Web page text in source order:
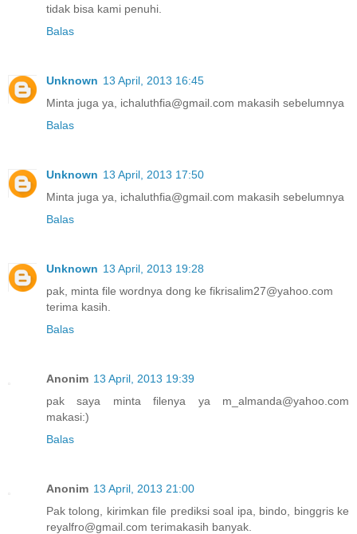
tidak bisa kami penuhi.
Balas
Unknown 13 April, 2013 16:45
Minta juga ya, ichaluthfia@gmail.com makasih sebelumnya
Balas
Unknown 13 April, 2013 17:50
Minta juga ya, ichaluthfia@gmail.com makasih sebelumnya
Balas
Unknown 13 April, 2013 19:28
pak, minta file wordnya dong ke fikrisalim27@yahoo.com
terima kasih.
Balas
Anonim 13 April, 2013 19:39
pak saya minta filenya ya m_almanda@yahoo.com
makasi:)
Balas
Anonim 13 April, 2013 21:00
Pak tolong, kirimkan file prediksi soal ipa, bindo, binggris ke
reyalfro@gmail.com terimakasih banyak.